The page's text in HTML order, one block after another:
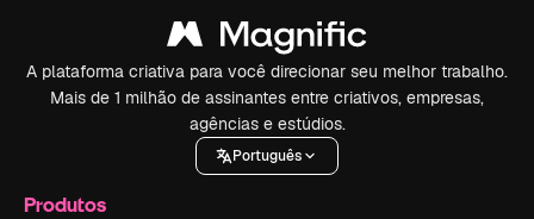
A plataforma criativa para você direcionar seu melhor trabalho.
Mais de 1 milhão de assinantes entre criativos, empresas,
agências e estúdios.
Português
Produtos